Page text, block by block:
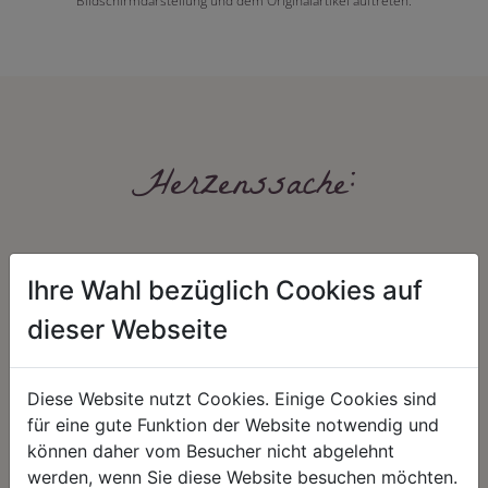
Herzenssache:
HARMONIE
Unser Sortiment steht für ein
positives Lebensgefühl. Wir
schenken natürliche, stilvolle
FAIRNESS
Nicht immer ist der günstigste Preis
auch ein guter Preis. Wir handeln
fair – im Hinblick auf unsere
Ihre Wahl bezüglich Cookies auf
dieser Webseite
Diese Website nutzt Cookies. Einige Cookies sind
für eine gute Funktion der Website notwendig und
können daher vom Besucher nicht abgelehnt
werden, wenn Sie diese Website besuchen möchten.